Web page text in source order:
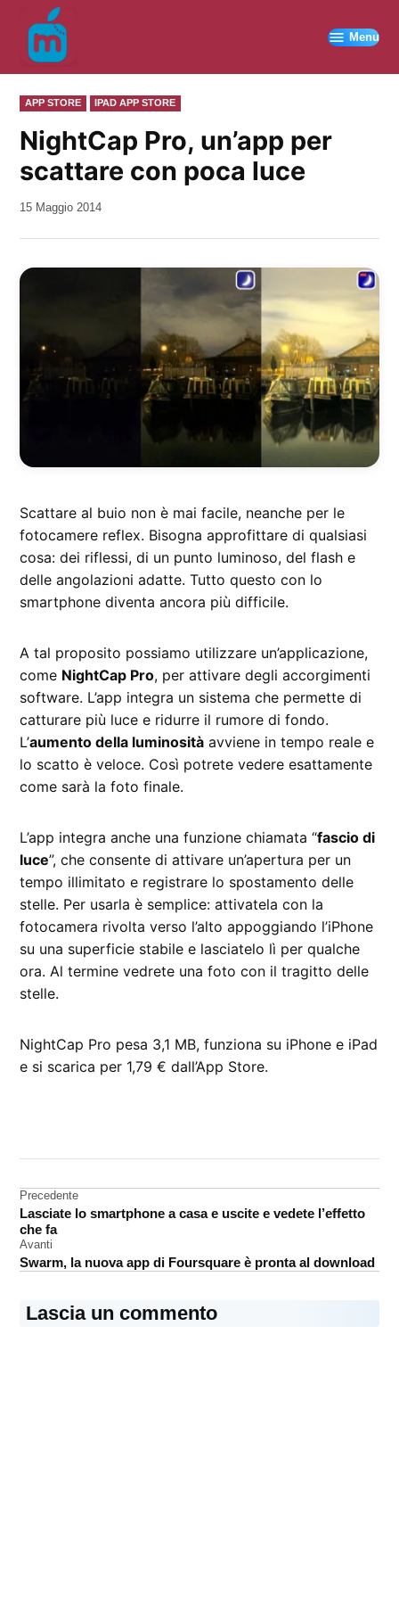
contenuto
Menu
PUBBLICATO
IN
APP STORE IPAD APP STORE
NightCap Pro, un’app per
scattare con poca luce
da
15 Maggio 2014
Scattare al buio non è mai facile, neanche per le
fotocamere reflex. Bisogna approfittare di qualsiasi
cosa: dei riflessi, di un punto luminoso, del flash e
delle angolazioni adatte. Tutto questo con lo
smartphone diventa ancora più difficile.
A tal proposito possiamo utilizzare un’applicazione,
come NightCap Pro, per attivare degli accorgimenti
software. L’app integra un sistema che permette di
catturare più luce e ridurre il rumore di fondo.
L’aumento della luminosità avviene in tempo reale e
lo scatto è veloce. Così potrete vedere esattamente
come sarà la foto finale.
L’app integra anche una funzione chiamata “fascio di
luce”, che consente di attivare un’apertura per un
tempo illimitato e registrare lo spostamento delle
stelle. Per usarla è semplice: attivatela con la
fotocamera rivolta verso l’alto appoggiando l’iPhone
su una superficie stabile e lasciatelo lì per qualche
ora. Al termine vedrete una foto con il tragitto delle
stelle.
NightCap Pro pesa 3,1 MB, funziona su iPhone e iPad
e si scarica per 1,79 € dall’App Store.
App
Store
foto
Navigazione
articoli
Precedente
Lasciate lo smartphone a casa e uscite e vedete l’effetto
che fa
Avanti
Swarm, la nuova app di Foursquare è pronta al download
Lascia un commento